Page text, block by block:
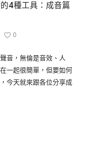
4種工具：成音篇
0
音，無倫是音效、人
一起很簡單，但要如何
今天就來跟各位分享成